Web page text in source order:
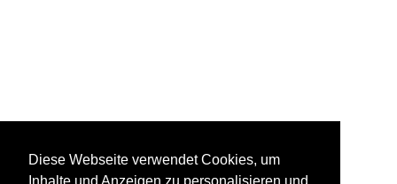
Diese Webseite verwendet Cookies, um